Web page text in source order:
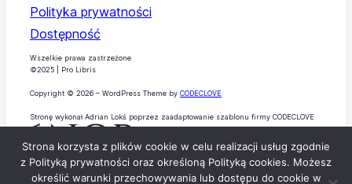
Polityka prywatności
Dostępność
Wszelkie prawa zastrzeżone
©2025 | Pro Libris
Copyright © 2026 – WordPress Theme by CODECLOVE
Stronę wykonał Adrian Lokś poprzez zaadaptowanie szablonu firmy CODECLOVE
Strona korzysta z plików cookie w celu realizacji usług zgodnie
z Polityką prywatności oraz określoną Polityką cookies. Możesz
określić warunki przechowywania lub dostępu do cookie w